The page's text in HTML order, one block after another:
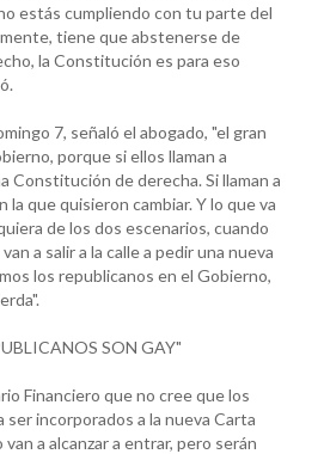
estás cumpliendo con tu parte del
tiene que abstenerse de
la Constitución es para eso
7, señaló el abogado, "el gran
porque si ellos llaman a
Constitución de derecha. Si llaman a
la que quisieron cambiar. Y lo que va
de los dos escenarios, cuando
a salir a la calle a pedir una nueva
los republicanos en el Gobierno,
SON GAY"
Financiero que no cree que los
ser incorporados a la nueva Carta
a alcanzar a entrar, pero serán